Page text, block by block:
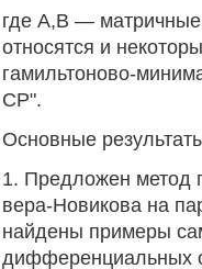
где А,В — матричные
относятся и
гамильтоново-
СР".
Основные
1. Предложен метод
вера-Новикова на
найдены примеры
дифференциальных